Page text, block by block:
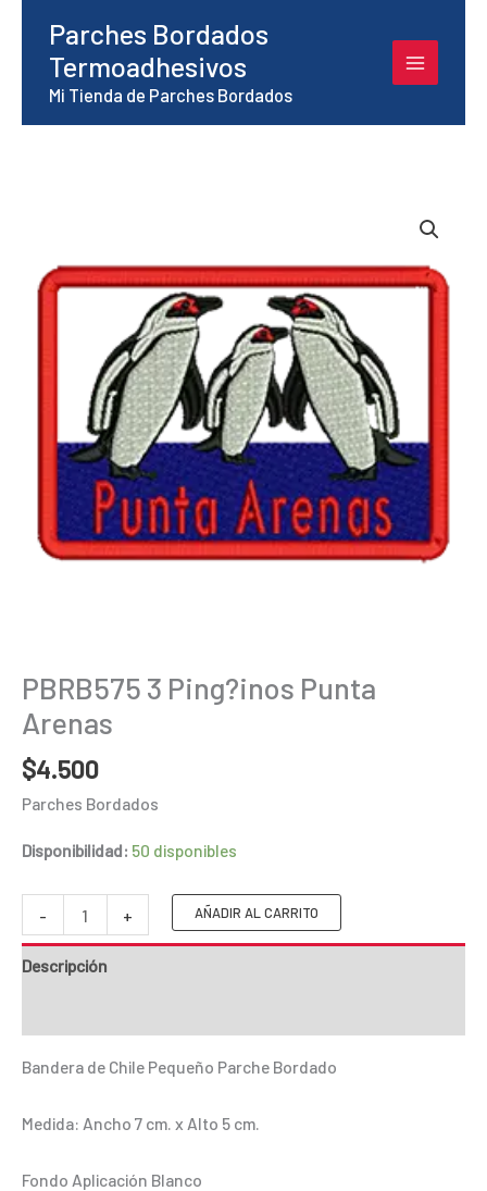
contenido
Parches Bordados
Termoadhesivos
Mi Tienda de Parches Bordados
PBRB575 3 Ping?inos Punta
Arenas
$4.500
Parches Bordados
Disponibilidad: 50 disponibles
-
PBRB575
3
Ping?
+ AÑADIR AL CARRITO
Descripción
Bandera de Chile Pequeño Parche Bordado
Medida: Ancho 7 cm. x Alto 5 cm.
Fondo Aplicación Blanco